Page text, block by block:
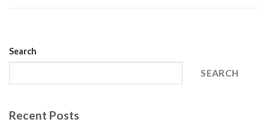
Search
SEARCH
Recent Posts